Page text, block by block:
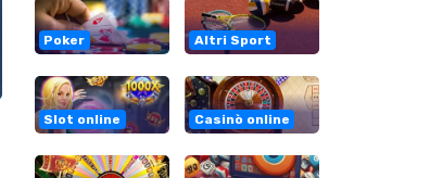
Poker Altri Sport
Slot online Casinò online